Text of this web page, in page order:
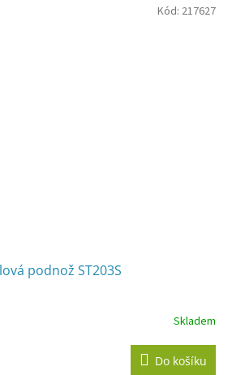
podnož ST203S
Skladem
Do košíku
Kód: 217627